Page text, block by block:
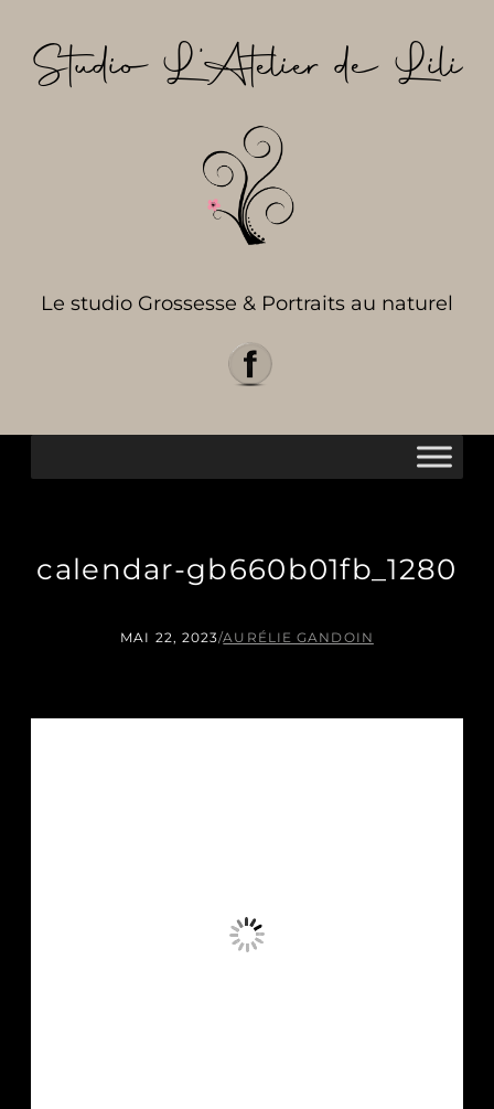
contenu
Studio L’Atelier de Lili
Le studio Grossesse & Portraits au naturel
calendar-gb660b01fb_1280
MAI 22, 2023/AURÉLIE GANDOIN